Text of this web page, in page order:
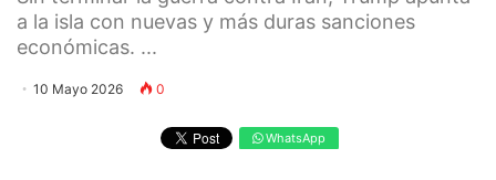
a la isla con nuevas y más duras sanciones
económicas. ...
10 Mayo 2026 0
WhatsApp